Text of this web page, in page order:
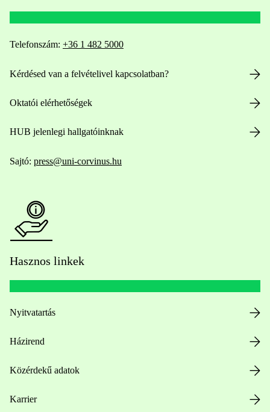
Telefonszám: +36 1 482 5000
Kérdésed van a felvételivel kapcsolatban?
Oktatói elérhetőségek
HUB jelenlegi hallgatóinknak
Sajtó: press@uni-corvinus.hu
Hasznos linkek
Nyitvatartás
Házirend
Közérdekű adatok
Karrier